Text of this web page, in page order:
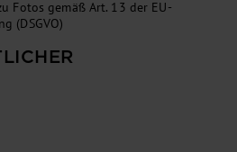
Fotos gemäß Art. 13 der EU-
(DSGVO)